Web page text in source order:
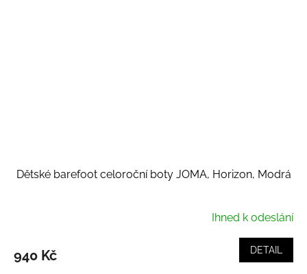
Dětské barefoot celoroční boty JOMA, Horizon, Modrá
Ihned k odeslání
940 Kč DETAIL